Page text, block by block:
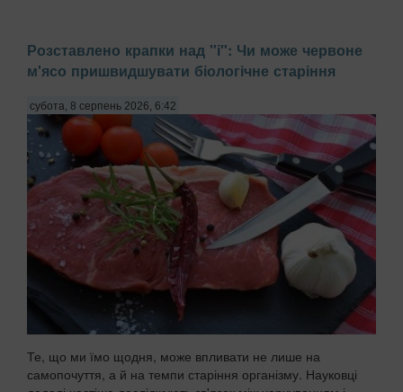
Розставлено крапки над "і": Чи може червоне
м'ясо пришвидшувати біологічне старіння
субота, 8 серпень 2026, 6:42
Те, що ми їмо щодня, може впливати не лише на
самопочуття, а й на темпи старіння організму. Науковці